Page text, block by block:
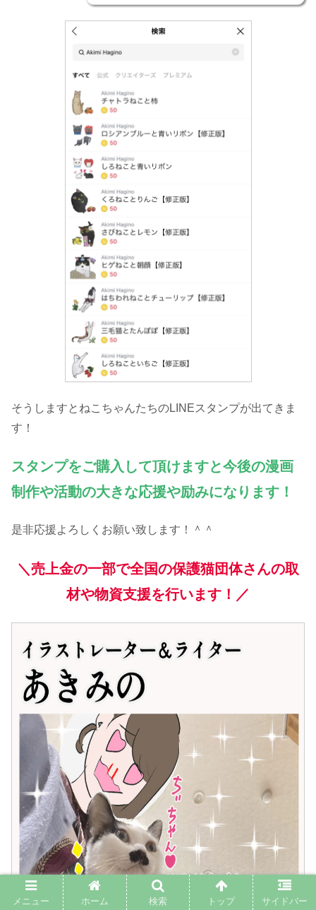
そうしますとねこちゃんたちのLINEスタンプが出てきま
す！
スタンプをご購入して頂けますと今後の漫画
制作や活動の大きな応援や励みになります！
是非応援よろしくお願い致します！＾＾
＼売上金の一部で全国の保護猫団体さんの取
材や物資支援を行います！／
メニュー ホーム 検索 トップ サイドバー